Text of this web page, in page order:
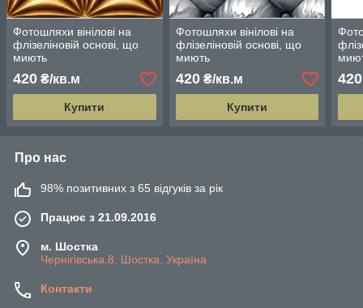
Фотошляхи вінілові на
флізеліновій основі, що
миють
420 ₴/кв.м
Купити
Фотошляхи вінілові на
флізеліновій основі, що
миють
420₴/кв.м
Купити
420
Про нас
98% позитивних з 65 відгуків за рік
Працює з 21.09.2016
м. Шостка
Чернігівська,8, Шостка, Україна
Контакти